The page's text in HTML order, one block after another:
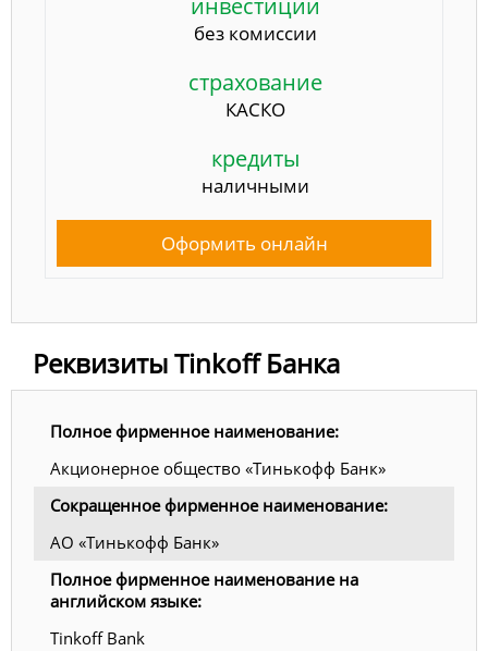
инвестиции
без комиссии
страхование
КАСКО
кредиты
наличными
Оформить онлайн
Реквизиты Tinkoff Банка
Полное фирменное наименование:
Акционерное общество «Тинькофф Банк»
Сокращенное фирменное наименование:
АО «Тинькофф Банк»
Полное фирменное наименование на
английском языке:
Tinkoff Bank